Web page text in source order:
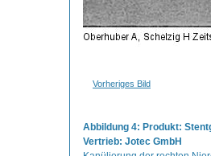
Vorheriges Bild
Abbildung 4: Produkt:
Vertrieb: Jotec GmbH